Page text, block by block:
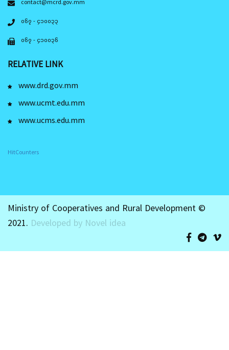
contact@mcrd.gov.mm
၀၆၇ - ၄၁၀၀၃၃
၀၆၇ - ၄၁၀၀၃၆
RELATIVE LINK
www.drd.gov.mm
www.ucmt.edu.mm
www.ucms.edu.mm
HitCounters
Ministry of Cooperatives and Rural Development ©
2021. Developed by Novel idea